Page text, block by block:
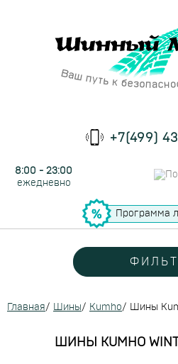
+7(499)
8:00 - 23:00
ежедневно
Программа
Главная/ Шины/ Kumho/ Шины
ШИНЫ KUMHO